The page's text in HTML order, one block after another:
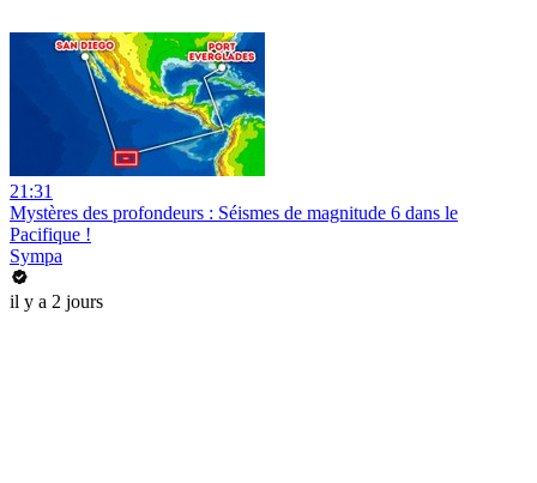
21:31
Mystères des profondeurs : Séismes de magnitude 6 dans le
Pacifique !
Sympa
il y a 2 jours